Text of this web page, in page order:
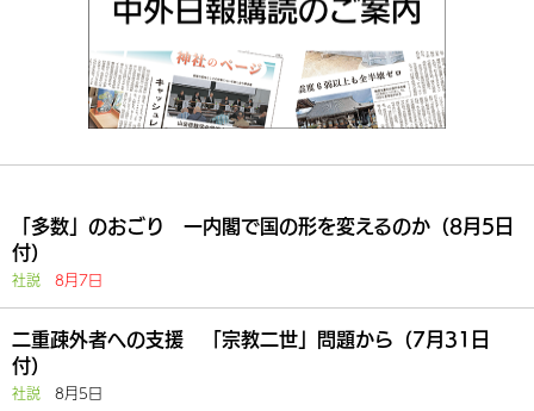
「多数」のおごり 一内閣で国の形を変えるのか（8月5日
付）
社説 8月7日
二重疎外者への支援 「宗教二世」問題から（7月31日
付）
社説 8月5日